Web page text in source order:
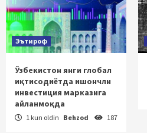
Эътироф
Ўзбекистон янги глобал
иқтисодиётда ишончли
инвестиция марказига
айланмоқда
1 kun oldin Behzod 187